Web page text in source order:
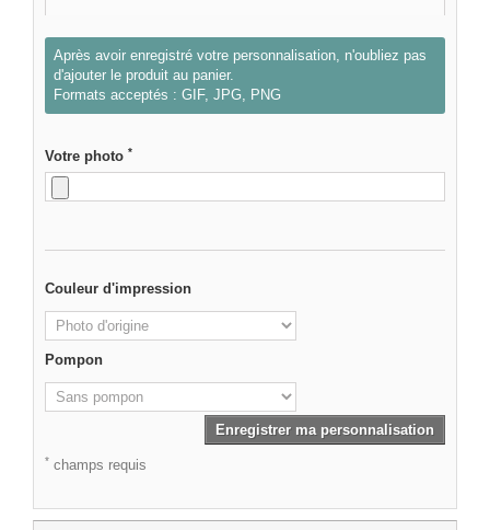
Après avoir enregistré votre personnalisation, n'oubliez pas
d'ajouter le produit au panier.
Formats acceptés : GIF, JPG, PNG
Votre photo *
Couleur d'impression
Pompon
Enregistrer ma personnalisation
* champs requis